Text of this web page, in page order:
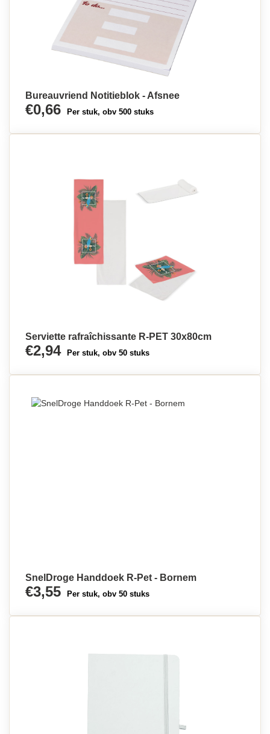
Bureauvriend Notitieblok - Afsnee
€0,66 Per stuk, obv 500 stuks
Serviette rafraîchissante R-PET 30x80cm
€2,94 Per stuk, obv 50 stuks
SnelDroge Handdoek R-Pet - Bornem
€3,55 Per stuk, obv 50 stuks